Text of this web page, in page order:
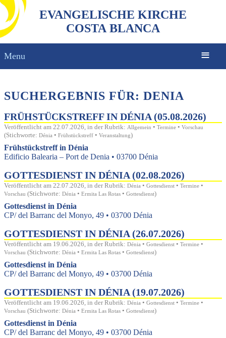
EVANGELISCHE KIRCHE
COSTA BLANCA
Menu
SUCHERGEBNIS FÜR: DENIA
FRÜHSTÜCKSTREFF IN DÉNIA (05.08.2026)
Veröffentlicht am 22.07.2026, in der Rubrik: Allgemein • Termine • Vorschau
(Stichworte: Dénia • Frühstückstreff • Veranstaltung)
Frühstückstreff in Dénia
Edificio Balearia – Port de Denia • 03700 Dénia
GOTTESDIENST IN DÉNIA (02.08.2026)
Veröffentlicht am 22.07.2026, in der Rubrik: Dénia • Gottesdienst • Termine •
Vorschau (Stichworte: Dénia • Ermita Las Rotas • Gottesdienst)
Gottesdienst in Dénia
CP/ del Barranc del Monyo, 49 • 03700 Dénia
GOTTESDIENST IN DÉNIA (26.07.2026)
Veröffentlicht am 19.06.2026, in der Rubrik: Dénia • Gottesdienst • Termine •
Vorschau (Stichworte: Dénia • Ermita Las Rotas • Gottesdienst)
Gottesdienst in Dénia
CP/ del Barranc del Monyo, 49 • 03700 Dénia
GOTTESDIENST IN DÉNIA (19.07.2026)
Veröffentlicht am 19.06.2026, in der Rubrik: Dénia • Gottesdienst • Termine •
Vorschau (Stichworte: Dénia • Ermita Las Rotas • Gottesdienst)
Gottesdienst in Dénia
CP/ del Barranc del Monyo, 49 • 03700 Dénia